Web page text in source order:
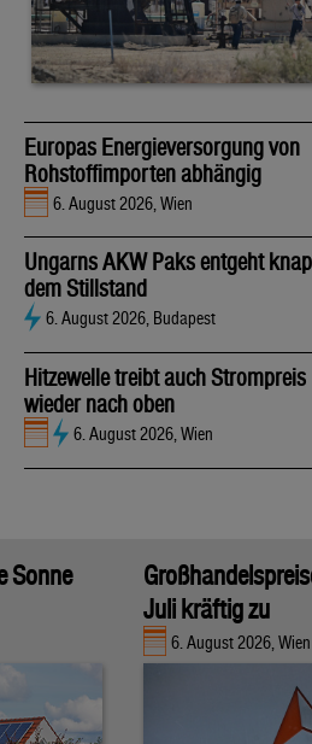
Europas Energieversorgung von
Rohstoffimporten abhängig
6. August 2026, Wien
Ungarns AKW Paks entgeht
dem Stillstand
6. August 2026, Budapest
Hitzewelle treibt auch Strompreis
wieder nach oben
6. August 2026, Wien
Sonne
Juli kräftig zu
6. August 2026, Wien